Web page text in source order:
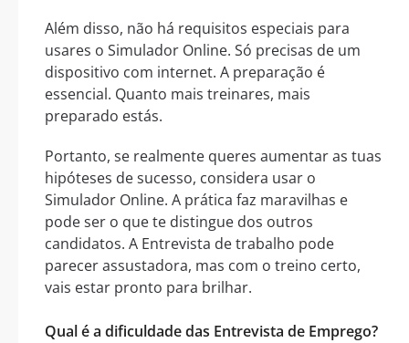
Além disso, não há requisitos especiais para
usares o Simulador Online. Só precisas de um
dispositivo com internet. A preparação é
essencial. Quanto mais treinares, mais
preparado estás.
Portanto, se realmente queres aumentar as tuas
hipóteses de sucesso, considera usar o
Simulador Online. A prática faz maravilhas e
pode ser o que te distingue dos outros
candidatos. A Entrevista de trabalho pode
parecer assustadora, mas com o treino certo,
vais estar pronto para brilhar.
Qual é a dificuldade das Entrevista de Emprego?